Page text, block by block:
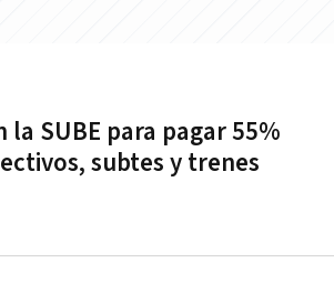
SUBE para pagar 55%
subtes y trenes